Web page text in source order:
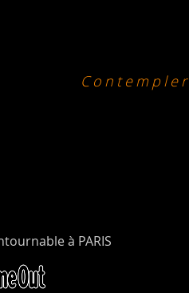
Contempler
à PARIS